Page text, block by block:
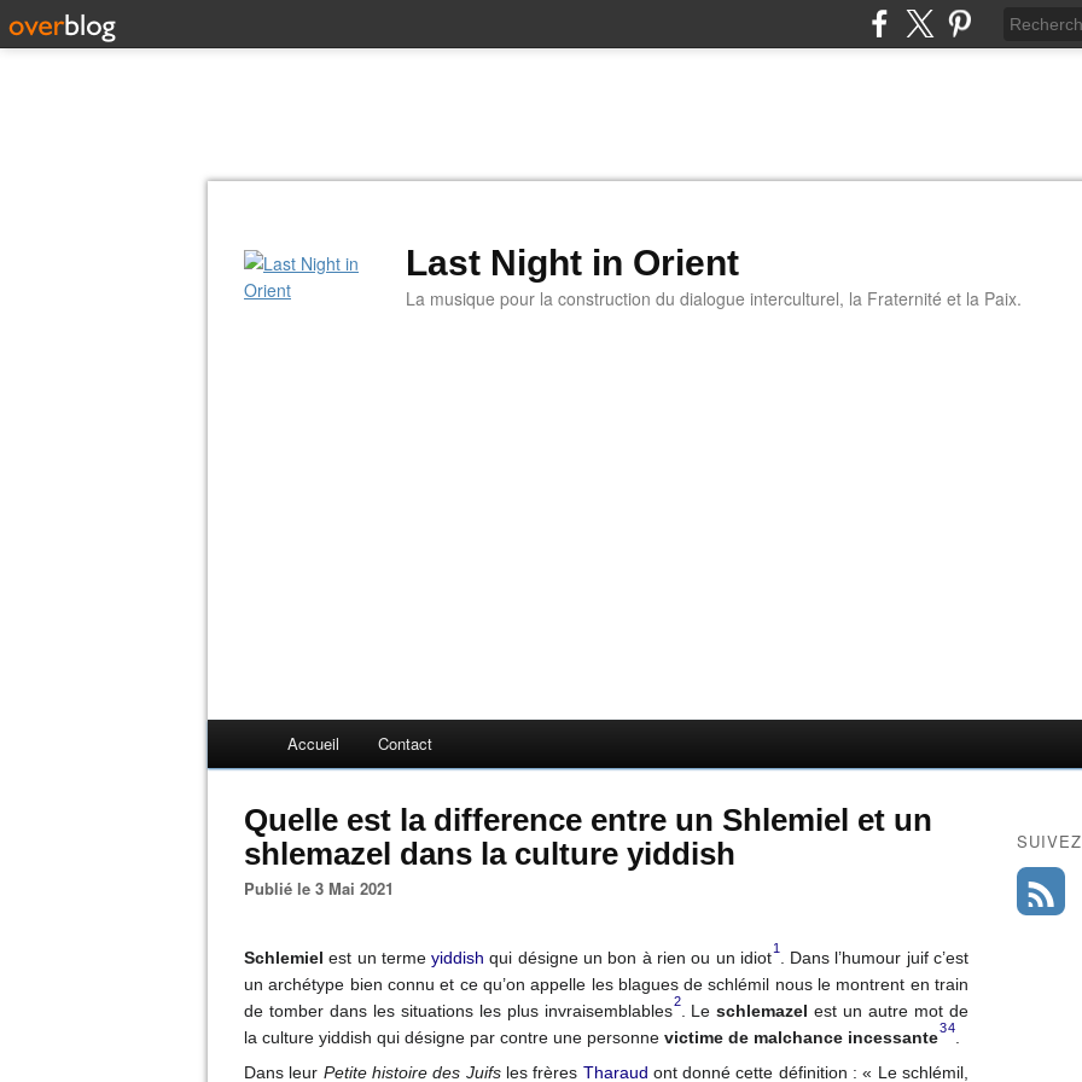
Last Night in Orient
La musique pour la construction du dialogue interculturel, la Fraternité et la Paix.
Accueil Contact
Quelle est la difference entre un Shlemiel et un
shlemazel dans la culture yiddish
Publié le 3 Mai 2021
Schlemiel est un terme yiddish qui désigne un bon à rien ou un idiot1. Dans l’humour juif c’est
un archétype bien connu et ce qu’on appelle les blagues de schlémil nous le montrent en train
de tomber dans les situations les plus invraisemblables2. Leschlemazel est un autre mot de
la culture yiddish qui désigne par contre une personne victime de malchance incessante34
Dans leur Petite histoire des Juifs les frères Tharaud ont donné cette définition : « Le schlémil,